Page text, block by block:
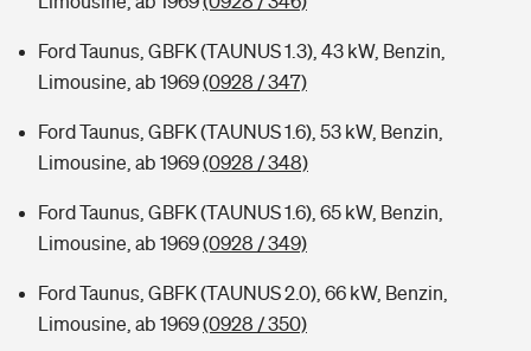
Ford Taunus, GBFK (TAUNUS 1.3), 43 kW, Benzin,
Limousine, ab 1969(0928 / 347)
Ford Taunus, GBFK (TAUNUS 1.6), 53 kW, Benzin,
Limousine, ab 1969(0928 / 348)
Ford Taunus, GBFK (TAUNUS 1.6), 65 kW, Benzin,
Limousine, ab 1969(0928 / 349)
Ford Taunus, GBFK (TAUNUS 2.0), 66 kW, Benzin,
Limousine, ab 1969(0928 / 350)